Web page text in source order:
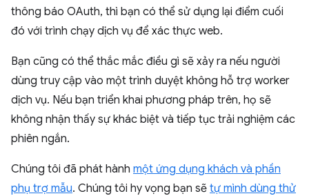
thông báo OAuth, thì bạn có thể sử dụng lại điểm cuối
đó với trình chạy dịch vụ để xác thực web.
Bạn cũng có thể thắc mắc điều gì sẽ xảy ra nếu người
dùng truy cập vào một trình duyệt không hỗ trợ worker
dịch vụ. Nếu bạn triển khai phương pháp trên, họ sẽ
không nhận thấy sự khác biệt và tiếp tục trải nghiệm các
phiên ngắn.
Chúng tôi đã phát hành một ứng dụng khách và phần
phụ trợ mẫu. Chúng tôi hy vọng bạn sẽ tự mình dùng thử